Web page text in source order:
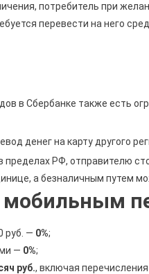
потребитель при
перевести на него
в Сбербанке также есть
денег на карту другого
пределах РФ, отправителю
а безналичным путем
мобильным
руб. — 0%;
— 0%;
руб., включая